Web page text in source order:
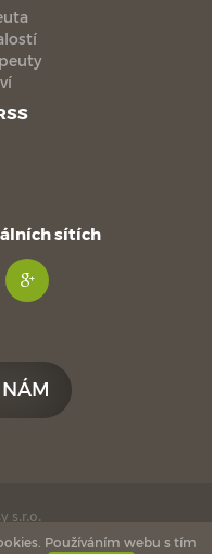
sítích
s.r.o.
esmediaPoužíváním webu s tím